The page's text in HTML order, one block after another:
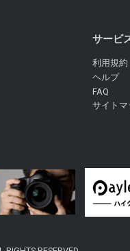
サービ
利用規約
ヘルプ
FAQ
サイトマ